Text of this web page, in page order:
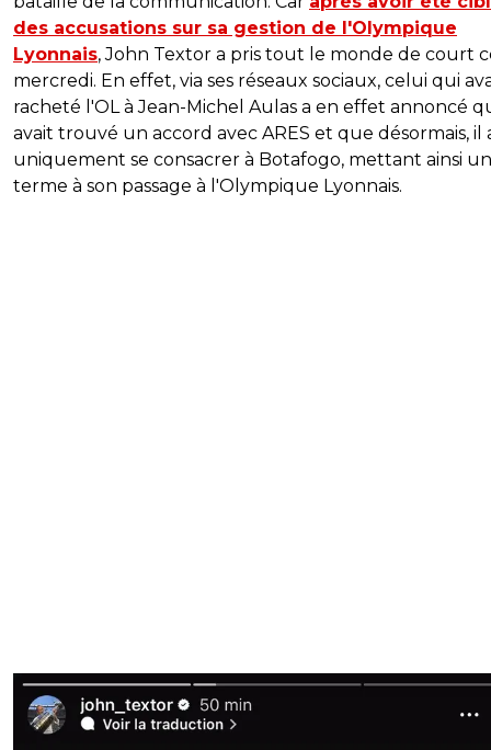
des accusations sur sa gestion de l'Olympique
Lyonnais, John Textor a pris tout le monde de court
mercredi. En effet, via ses réseaux sociaux, celui qui
racheté l'OL à Jean-Michel Aulas a en effet annoncé
avait trouvé un accord avec ARES et que désormais, il
uniquement se consacrer à Botafogo, mettant ainsi un
terme à son passage à l'Olympique Lyonnais.